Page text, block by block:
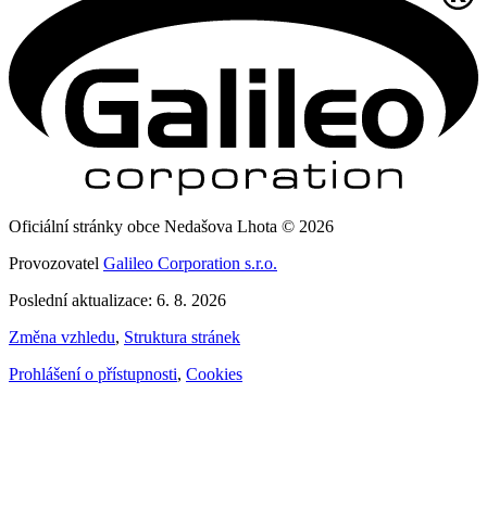
Oficiální stránky obce Nedašova Lhota © 2026
Provozovatel Galileo Corporation s.r.o.
Poslední aktualizace: 6. 8. 2026
Změna vzhledu, Struktura stránek
Prohlášení o přístupnosti, Cookies